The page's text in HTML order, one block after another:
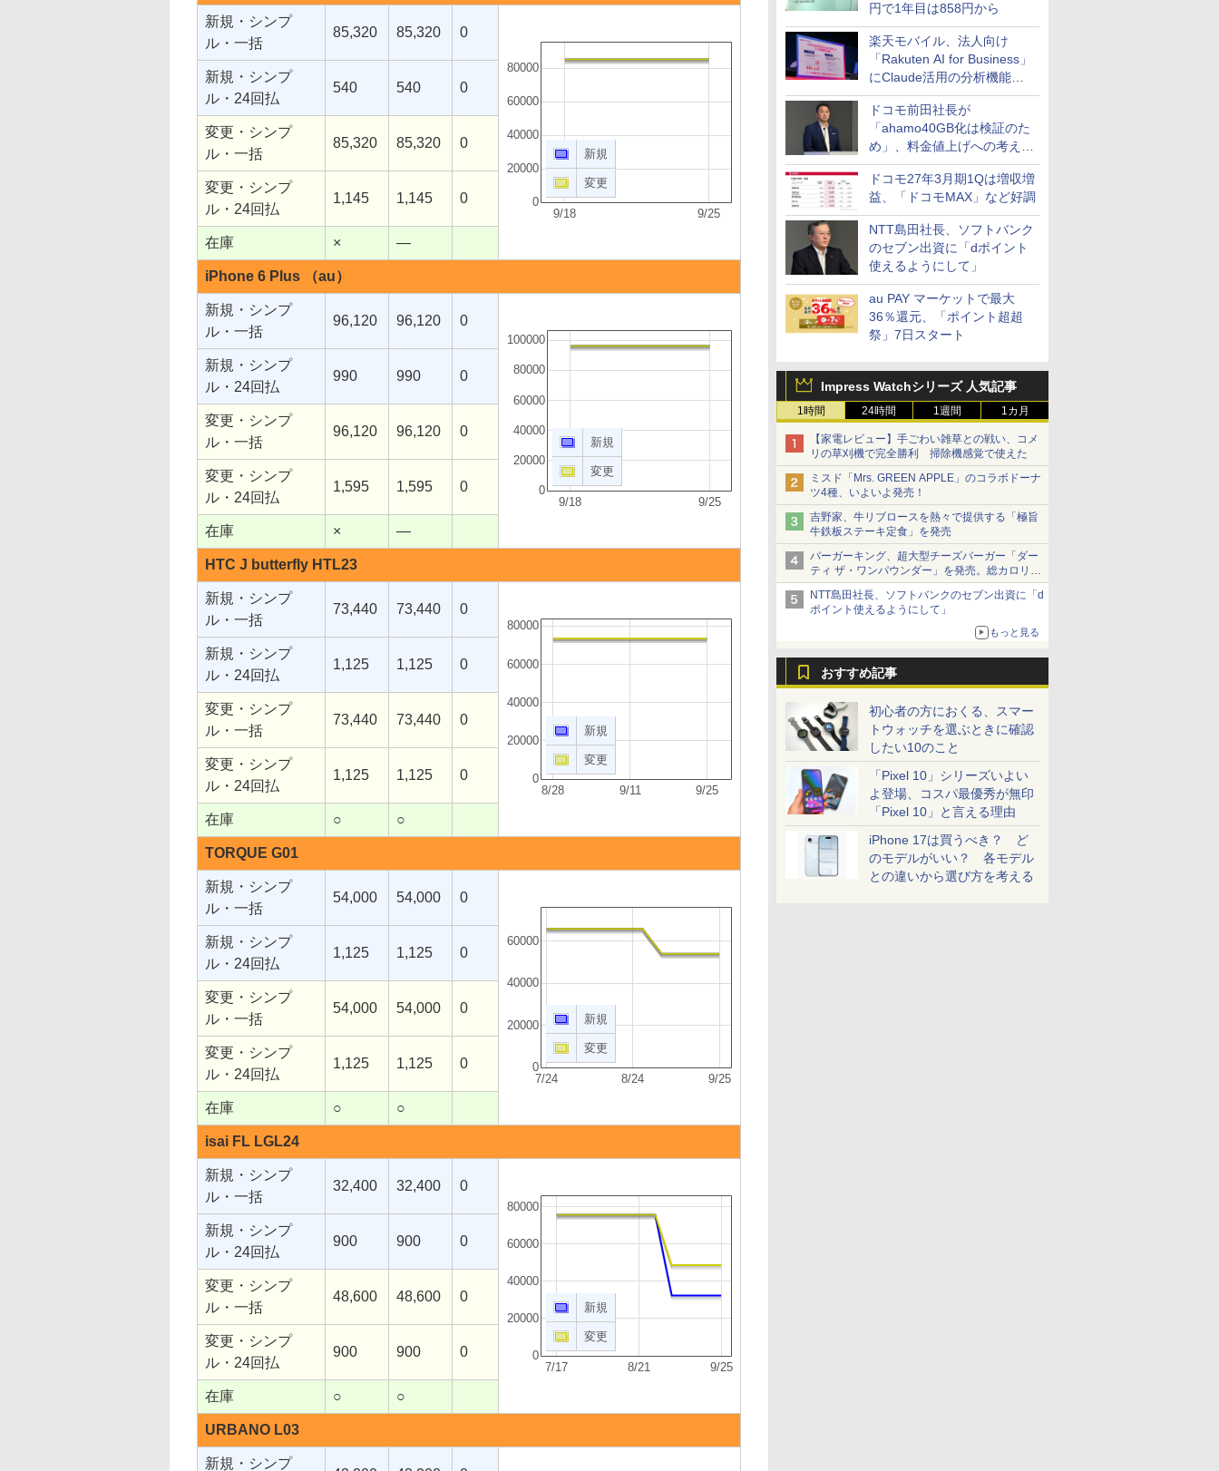
円で1年目は858円から
楽天モバイル、法人向け
「Rakuten AI for Business」
にClaude活用の分析機能な
どを追加
ドコモ前田社長が
「ahamo40GB化は検証のた
め」、料金値上げへの考え方
にも言及
ドコモ27年3月期1Qは増収増
益、「ドコモMAX」など好調
NTT島田社長、ソフトバンク
のセブン出資に「dポイント
使えるようにして」
au PAY マーケットで最大
36％還元、「ポイント超超
祭」7日スタート
Impress Watchシリーズ 人気記事
1時間 24時間 1週間 1カ月
【家電レビュー】手ごわい雑草との戦い、コメ
リの草刈機で完全勝利 掃除機感覚で使えた
ミスド「Mrs. GREEN APPLE」のコラボドーナ
ツ4種、いよいよ発売！
吉野家、牛リブロースを熱々で提供する「極旨
牛鉄板ステーキ定食」を発売
バーガーキング、超大型チーズバーガー「ダー
ティ ザ・ワンパウンダー」を発売。総カロリー
約1656kcal、総重量約527g！
NTT島田社長、ソフトバンクのセブン出資に「d
ポイント使えるようにして」
もっと見る
おすすめ記事
初心者の方におくる、スマー
トウォッチを選ぶときに確認
したい10のこと
「Pixel 10」シリーズいよい
よ登場、コスパ最優秀が無印
「Pixel 10」と言える理由
iPhone 17は買うべき？ ど
のモデルがいい？ 各モデル
との違いから選び方を考える
新規・シンプ
ル・一括
85,320 85,320 0
9/18 9/25
0
20000
40000
60000
80000
新規
変更
新規・シンプ
ル・24回払
540 540 0
変更・シンプ
ル・一括
85,320 85,320 0
変更・シンプ
ル・24回払
1,145 1,145 0
在庫 × ―
iPhone 6 Plus （au）
新規・シンプ
ル・一括
96,120 96,120 0
9/18 9/25
0
20000
40000
60000
80000
100000
新規
変更
新規・シンプ
ル・24回払
990 990 0
変更・シンプ
ル・一括
96,120 96,120 0
変更・シンプ
ル・24回払
1,595 1,595 0
在庫 × ―
HTC J butterfly HTL23
新規・シンプ
ル・一括
73,440 73,440 0
8/28 9/11 9/25
0
20000
40000
60000
80000
新規
変更
新規・シンプ
ル・24回払
1,125 1,125 0
変更・シンプ
ル・一括
73,440 73,440 0
変更・シンプ
ル・24回払
1,125 1,125 0
在庫 ○ ○
TORQUE G01
新規・シンプ
ル・一括
54,000 54,000 0
7/24 8/24 9/25
0
20000
40000
60000
新規
変更
新規・シンプ
ル・24回払
1,125 1,125 0
変更・シンプ
ル・一括
54,000 54,000 0
変更・シンプ
ル・24回払
1,125 1,125 0
在庫 ○ ○
isai FL LGL24
新規・シンプ
ル・一括
32,400 32,400 0
7/17 8/21 9/25
0
20000
40000
60000
80000
新規
変更
新規・シンプ
ル・24回払
900 900 0
変更・シンプ
ル・一括
48,600 48,600 0
変更・シンプ
ル・24回払
900 900 0
在庫 ○ ○
URBANO L03
新規・シンプ